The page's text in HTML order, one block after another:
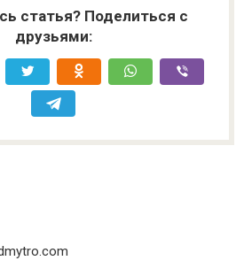
статья? Поделиться с
друзьями: